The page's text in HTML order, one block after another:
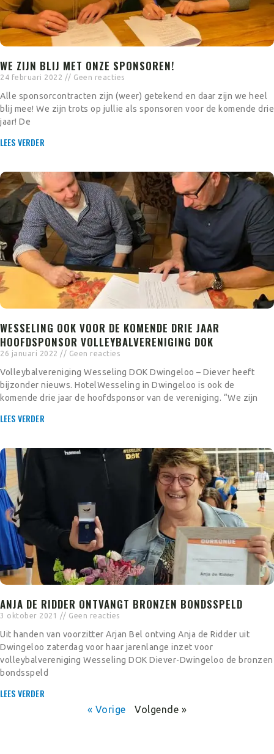
WE ZIJN BLIJ MET ONZE SPONSOREN!
24 februari 2022 Geen reacties
Alle sponsorcontracten zijn (weer) getekend en daar zijn we heel
blij mee! We zijn trots op jullie als sponsoren voor de komende drie
jaar! De
LEES VERDER
WESSELING OOK VOOR DE KOMENDE DRIE JAAR
HOOFDSPONSOR VOLLEYBALVERENIGING DOK
26 januari 2022 Geen reacties
Volleybalvereniging Wesseling DOK Dwingeloo – Diever heeft
bijzonder nieuws. HotelWesseling in Dwingeloo is ook de
komende drie jaar de hoofdsponsor van de vereniging. “We zijn
LEES VERDER
ANJA DE RIDDER ONTVANGT BRONZEN BONDSSPELD
3 oktober 2021 Geen reacties
Uit handen van voorzitter Arjan Bel ontving Anja de Ridder uit
Dwingeloo zaterdag voor haar jarenlange inzet voor
volleybalvereniging Wesseling DOK Diever-Dwingeloo de bronzen
bondsspeld
LEES VERDER
« Vorige Volgende »